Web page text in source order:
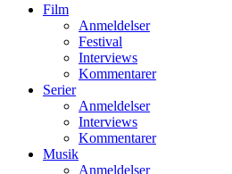
Film
Anmeldelser
Festival
Interviews
Kommentarer
Serier
Anmeldelser
Interviews
Kommentarer
Musik
Anmeldelser